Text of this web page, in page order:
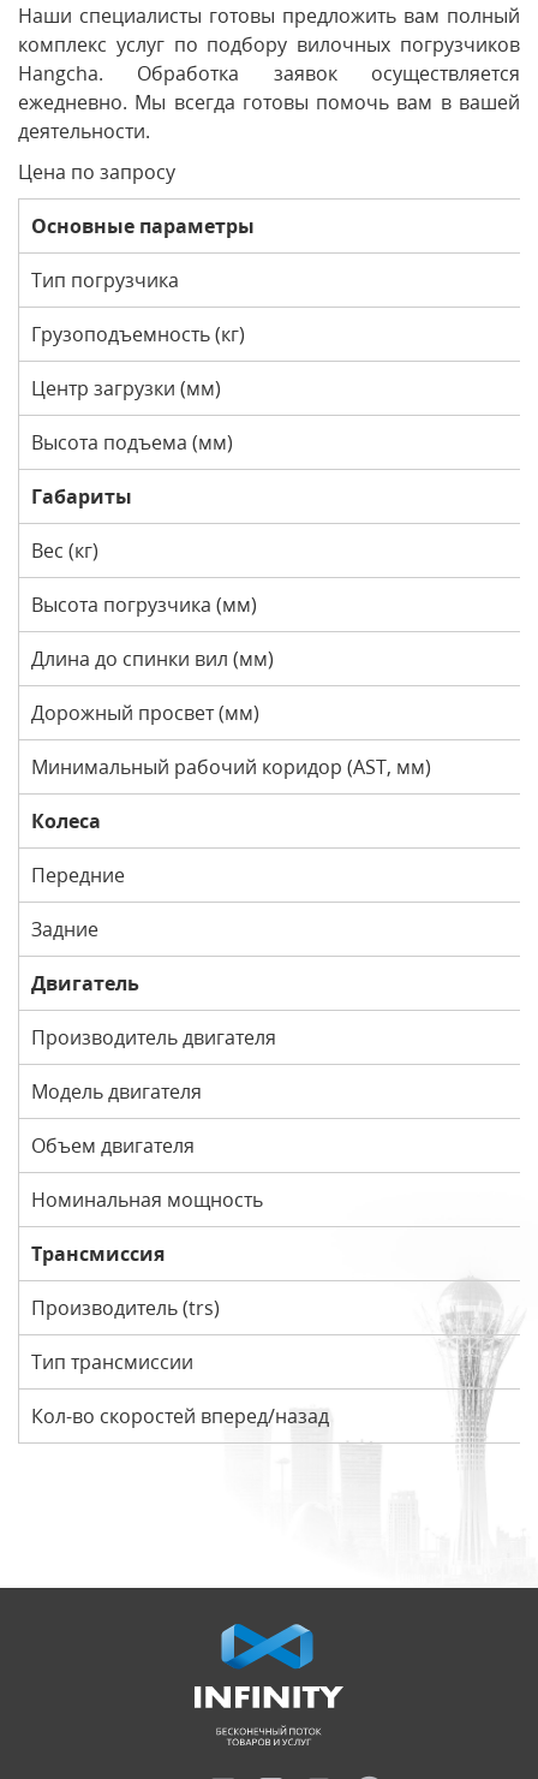
Наши специалисты готовы предложить вам полный
комплекс услуг по подбору вилочных погрузчиков
Hangcha. Обработка заявок осуществляется
ежедневно. Мы всегда готовы помочь вам в вашей
деятельности.
Цена по запросу
Основные параметры
Тип погрузчика
Грузоподъемность (кг)
Центр загрузки (мм)
Высота подъема (мм)
Габариты
Вес (кг)
Высота погрузчика (мм)
Длина до спинки вил (мм)
Дорожный просвет (мм)
Минимальный рабочий коридор (AST, мм)
Колеса
Передние
Задние
Двигатель
Производитель двигателя
Модель двигателя
Объем двигателя
Номинальная мощность
Трансмиссия
Производитель (trs)
Тип трансмиссии
Кол-во скоростей вперед/назад